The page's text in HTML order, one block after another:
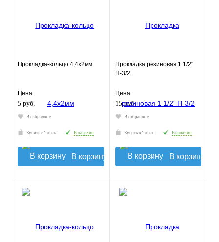
Прокладка-кольцо 4,4х2мм
Цена:
5 руб.
В избранное
Купить в 1 клик В наличии
В корзину
Прокладка резиновая 1 1/2"
П-3/2
Цена:
15 руб.
В избранное
Купить в 1 клик В наличии
В корзину